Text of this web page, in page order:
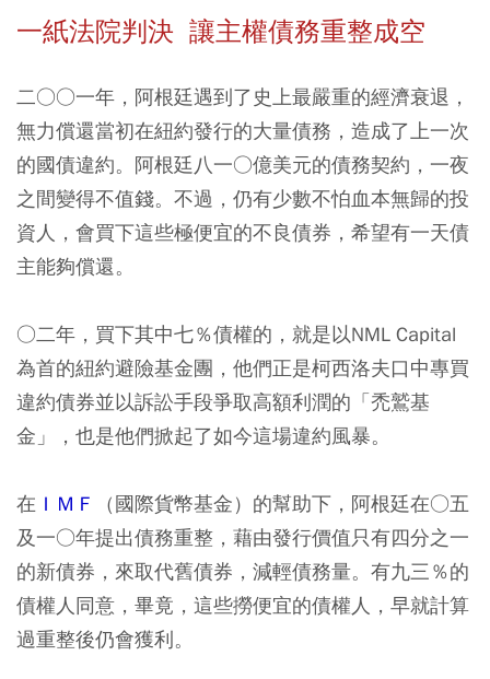
一紙法院判決 讓主權債務重整成空
二○○一年，阿根廷遇到了史上最嚴重的經濟衰退，
無力償還當初在紐約發行的大量債務，造成了上一次
的國債違約。阿根廷八一○億美元的債務契約，一夜
之間變得不值錢。不過，仍有少數不怕血本無歸的投
資人，會買下這些極便宜的不良債券，希望有一天債
主能夠償還。
○二年，買下其中七％債權的，就是以NML Capital
為首的紐約避險基金團，他們正是柯西洛夫口中專買
違約債券並以訴訟手段爭取高額利潤的「禿鷲基
金」，也是他們掀起了如今這場違約風暴。
在 ＩＭＦ
（國際貨幣基金）的幫助下，阿根廷在○五
及一○年提出債務重整，藉由發行價值只有四分之一
的新債券，來取代舊債券，減輕債務量。有九三％的
債權人同意，畢竟，這些撈便宜的債權人，早就計算
過重整後仍會獲利。